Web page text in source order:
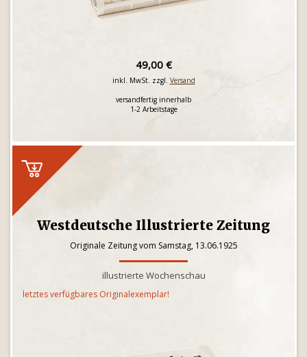
49,00 €
inkl. MwSt. zzgl. Versand
versandfertig innerhalb
1-2 Arbeitstage
Westdeutsche Illustrierte Zeitung
Originale Zeitung vom Samstag, 13.06.1925
illustrierte Wochenschau
letztes verfügbares Originalexemplar!